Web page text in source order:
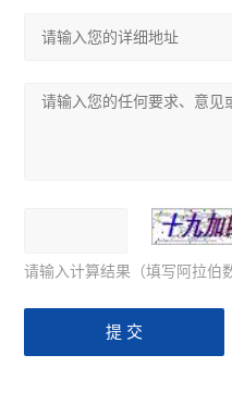
请输入计算结果（填写阿拉伯